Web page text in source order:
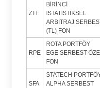
ZTF
BİRİNCİ
İSTATİSTİKSEL
ARBİTRAJ
(TL) FON
RPE
ROTA PORTFÖY
EGE SERBEST
FON
SFA
STATECH
ALPHA SERBEST